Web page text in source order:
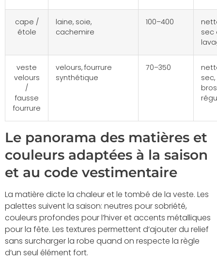
cape /
étole
laine, soie,
cachemire
100–400
sec
veste
velours
/
fausse
fourrure
velours, fourrure
synthétique
70–350
sec,
Le panorama des matières et
couleurs adaptées à la saison
et au code vestimentaire
La matière dicte la chaleur et le tombé de la veste. Les
palettes suivent la saison: neutres pour sobriété,
couleurs profondes pour l’hiver et accents métalliques
pour la fête. Les textures permettent d’ajouter du relief
sans surcharger la robe quand on respecte la règle
d’un seul élément fort.